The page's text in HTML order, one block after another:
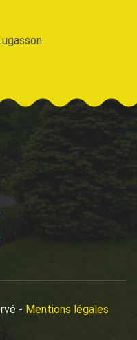
- Mentions légales